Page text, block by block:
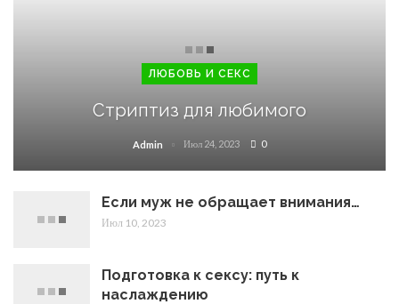
ЛЮБОВЬ И СЕКС
Стриптиз для любимого
Admin Июл 24, 2023 0
Если муж не обращает внимания…
Июл 10, 2023
Подготовка к сексу: путь к
наслаждению